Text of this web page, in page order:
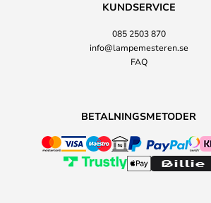
KUNDSERVICE
085 2503 870
info@lampemesteren.se
FAQ
BETALNINGSMETODER